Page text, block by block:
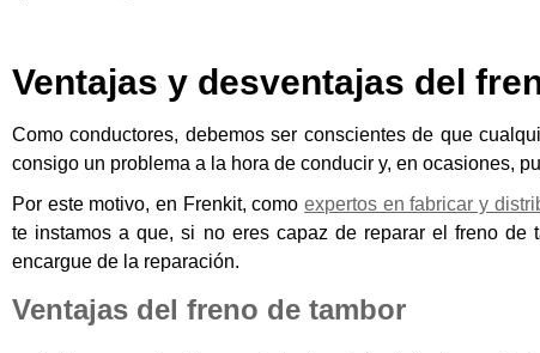
Ventajas y desventajas del
Como conductores, debemos ser conscientes de que
consigo un problema a la hora de conducir y, en ocasiones,
Por este motivo, en Frenkit, comoexpertos en fabricar y
te instamos a que, si no eres capaz de reparar el freno
encargue de la reparación.
Ventajas del freno de tambor